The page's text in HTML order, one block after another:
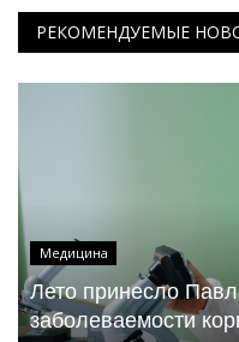
РЕКОМЕНДУЕМЫЕ
Медицина
Лето принесло
заболеваемости